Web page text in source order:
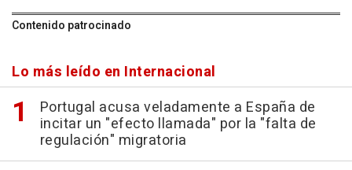
Contenido patrocinado
Lo más leído en Internacional
Portugal acusa veladamente a España de
incitar un "efecto llamada" por la "falta de
regulación" migratoria